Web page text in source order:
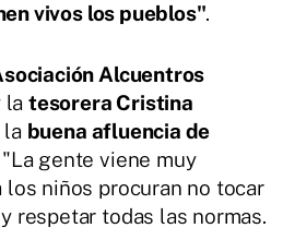
vivos los pueblos".
Alcuentros
latesorera Cristina
buena afluencia de
"La gente viene muy
los niños procuran no tocar
respetar todas las normas.